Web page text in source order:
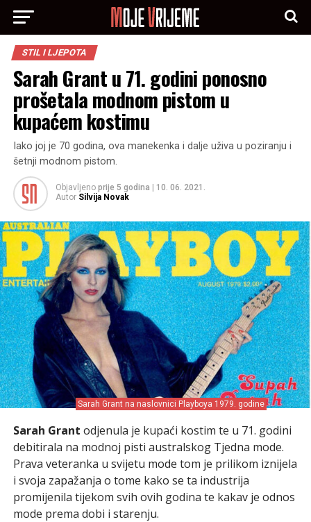
STIL I LJEPOTA
Sarah Grant u 71. godini ponosno
prošetala modnom pistom u
kupaćem kostimu
Iako joj je 70 godina, ova manekenka i dalje uživa u poziranju i
šetnji modnom pistom.
Objavljeno prije 5 godina
10. 06. 2021.
Autor Silvija Novak
Sarah Grant na naslovnici Playboya 1979. godine
Sarah Grant odjenula je kupaći kostim te u 71. godini
debitirala na modnoj pisti australskog Tjedna mode.
Prava veteranka u svijetu mode tom je prilikom iznijela
i svoja zapažanja o tome kako se ta industrija
promijenila tijekom svih ovih godina te kakav je odnos
mode prema dobi i starenju.